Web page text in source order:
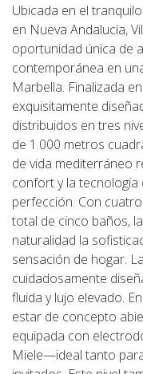
Ubicada en el
en Nueva Andalucía,
oportunidad única de
contemporánea en
Marbella. Finalizada
exquisitamente
distribuidos en tres
de 1.000 metros
de vida mediterráneo
confort y la tecnología
perfección. Con
total de cinco baños,
naturalidad la
sensación de hogar.
cuidadosamente
fluida y lujo elevado.
estar de concepto
equipada con
Miele—ideal tanto